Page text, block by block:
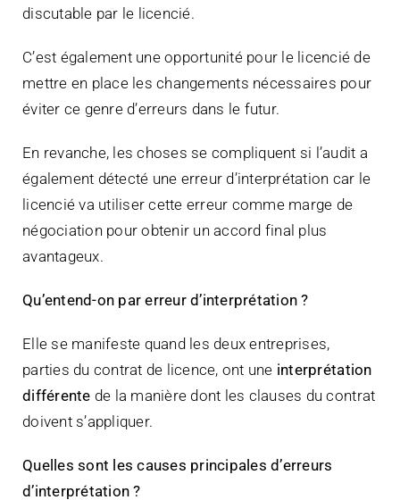
discutable par le licencié.
C’est également une opportunité pour le licencié de
mettre en place les changements nécessaires pour
éviter ce genre d’erreurs dans le futur.
En revanche, les choses se compliquent si l’audit a
également détecté une erreur d’interprétation car le
licencié va utiliser cette erreur comme marge de
négociation pour obtenir un accord final plus
avantageux.
Qu’entend-on par erreur d’interprétation ?
Elle se manifeste quand les deux entreprises,
parties du contrat de licence, ont une interprétation
différente de la manière dont les clauses du contrat
doivent s’appliquer.
Quelles sont les causes principales d’erreurs
d’interprétation ?